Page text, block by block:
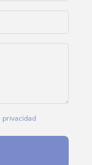
privacidad